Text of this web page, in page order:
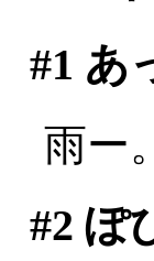
#1 あ
雨ー。
#2 ぽ